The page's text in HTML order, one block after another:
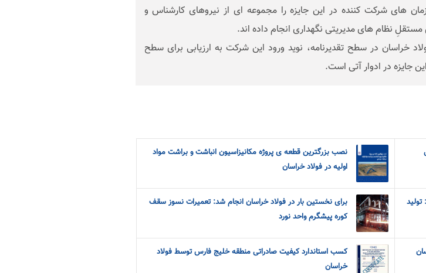
های شرکت کننده در این جایزه را مجموعه ای از نیروهای کارشناس و
نظام های مدیریتی نگهداری انجام داده اند.
خراسان در سطح تقدیرنامه، نوید ورود این شرکت به ارزیابی برای سطح
جایزه در ادوار آتی است.
نصب بزرگترین قطعه ی پروژه مکانیزاسیون انباشت و براشت مواد
اولیه در فولاد خراسان
برای نخستین بار در فولاد خراسان انجام شد: تعمیرات نسوز سقف
کوره پیشگرم واحد نورد
کسب استاندارد کیفیت صادراتی منطقه خلیج فارس توسط فولاد
خراسان